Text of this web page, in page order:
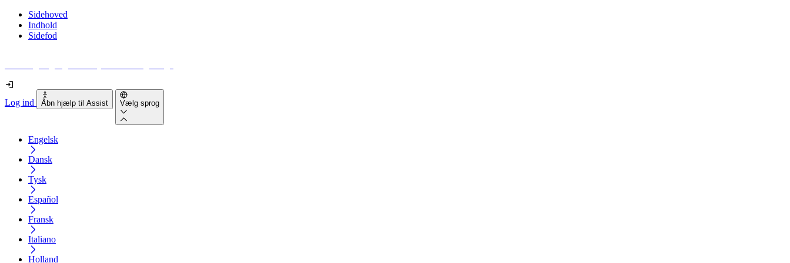
Sidehoved
Indhold
Sidefod
Log ind Åbn hjælp til Assist Vælg sprog
Engelsk
Dansk
Tysk
Español
Fransk
Italiano
Holland